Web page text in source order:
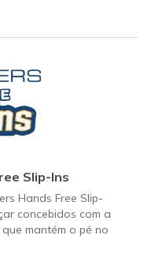
Slip-Ins
Hands Free Slip-
concebidos com a
mantém o pé no